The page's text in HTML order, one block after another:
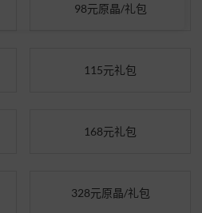
98元原晶/礼包
115元礼包
168元礼包
328元原晶/礼包